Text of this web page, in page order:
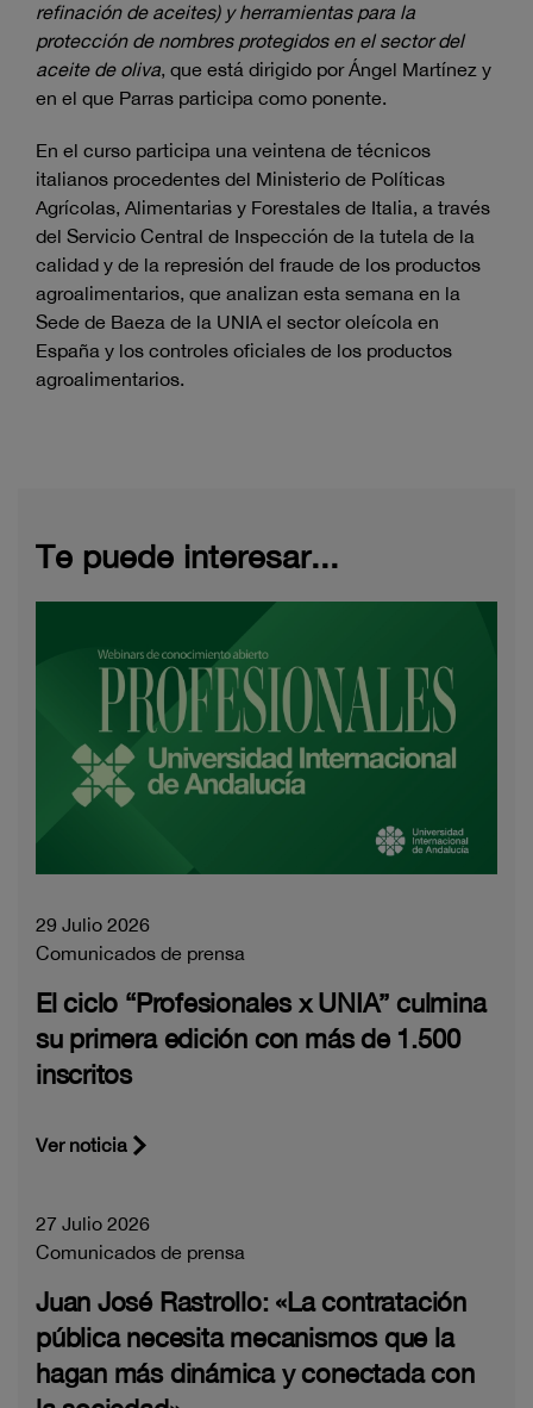
refinación de aceites) y herramientas para la
protección de nombres protegidos en el sector del
aceite de oliva, que está dirigido por Ángel Martínez y
en el que Parras participa como ponente.
En el curso participa una veintena de técnicos
italianos procedentes del Ministerio de Políticas
Agrícolas, Alimentarias y Forestales de Italia, a través
del Servicio Central de Inspección de la tutela de la
calidad y de la represión del fraude de los productos
agroalimentarios, que analizan esta semana en la
Sede de Baeza de la UNIA el sector oleícola en
España y los controles oficiales de los productos
agroalimentarios.
Te puede interesar...
29 Julio 2026
Comunicados de prensa
El ciclo “Profesionales x UNIA” culmina
su primera edición con más de 1.500
inscritos
Ver noticia
27 Julio 2026
Comunicados de prensa
Juan José Rastrollo: «La contratación
pública necesita mecanismos que la
hagan más dinámica y conectada con